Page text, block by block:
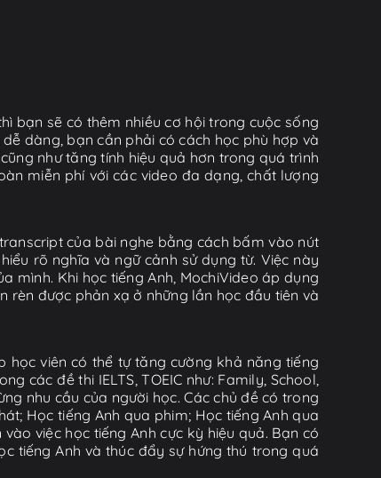
bạn sẽ có thêm nhiều cơ hội trong cuộc sống
dàng, bạn cần phải có cách học phù hợp và
như tăng tính hiệu quả hơn trong quá trình
miễn phí với các video đa dạng, chất lượng
của bài nghe bằng cách bấm vào nút
rõ nghĩa và ngữ cảnh sử dụng từ. Việc này
mình. Khi học tiếng Anh, MochiVideo áp dụng
rèn được phản xạ ở những lần học đầu tiên và
học viên có thể tự tăng cường khả năng tiếng
các đề thi IELTS, TOEIC như: Family, School,
nhu cầu của người học. Các chủ đề có trong
Học tiếng Anh qua phim; Học tiếng Anh qua
việc học tiếng Anh cực kỳ hiệu quả. Bạn có
tiếng Anh và thúc đẩy sự hứng thú trong quá